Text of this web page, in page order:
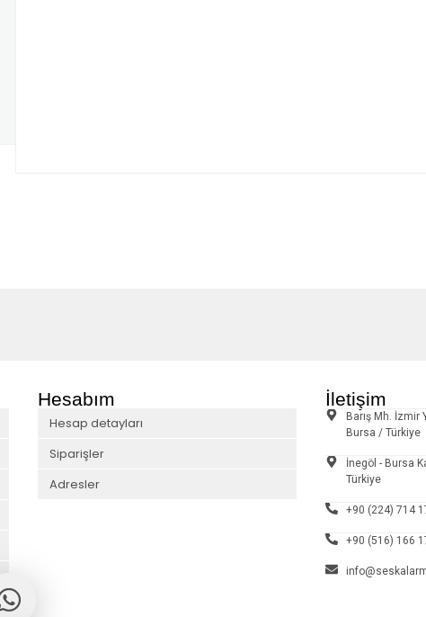
Hesabım
Hesap detayları
Siparişler
Adresler
İletişim
Barış Mh.
Bursa / Türkiye
İnegöl - Bursa
Türkiye
+90 (224) 714
+90 (516) 166